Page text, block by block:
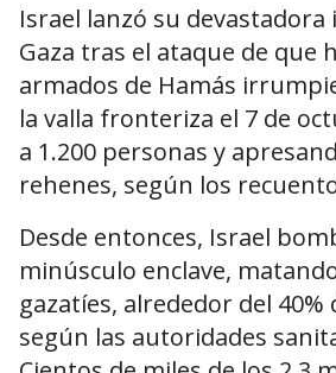
Israel lanzó su devastadora
Gaza tras el ataque de que
armados de Hamás
la valla fronteriza el 7 de
a 1.200 personas y
rehenes, según los
Desde entonces, Israel
minúsculo enclave,
gazatíes, alrededor del 40%
según las autoridades